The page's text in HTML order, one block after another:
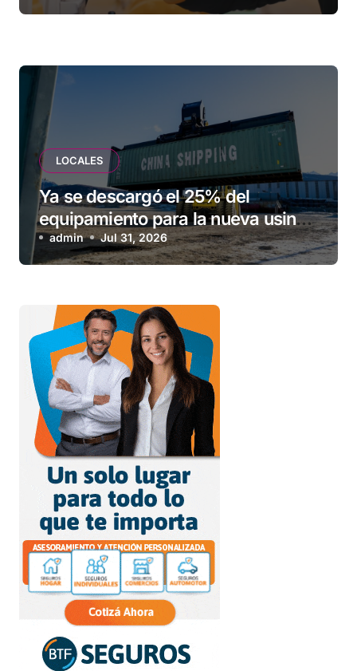
LOCALES
Ya se descargó el 25% del
equipamiento para la nueva usina
de Ushuaia
admin Jul 31, 2026